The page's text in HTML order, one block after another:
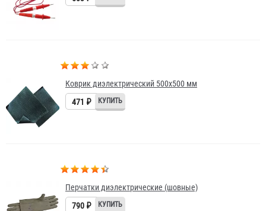
Коврик диэлектрический 500х500 мм
471 ₽
Перчатки диэлектрические (шовные)
790 ₽